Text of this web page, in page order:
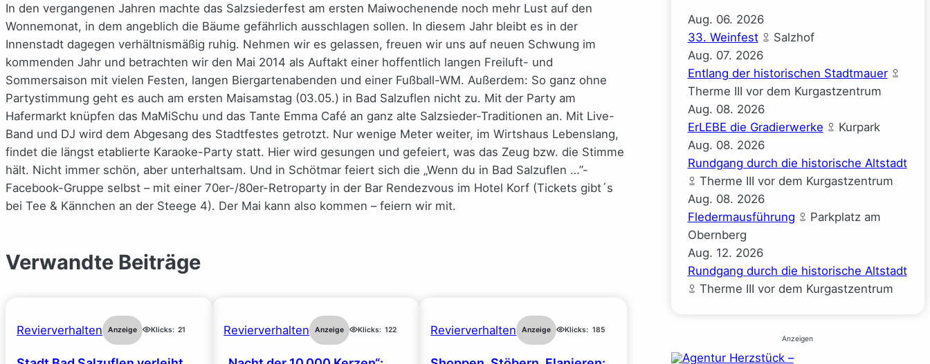
In den vergangenen Jahren machte das Salzsiederfest am ersten Maiwochenende noch mehr Lust auf den
Wonnemonat, in dem angeblich die Bäume gefährlich ausschlagen sollen. In diesem Jahr bleibt es in der
Innenstadt dagegen verhältnismäßig ruhig. Nehmen wir es gelassen, freuen wir uns auf neuen Schwung im
kommenden Jahr und betrachten wir den Mai 2014 als Auftakt einer hoffentlich langen Freiluft- und
Sommersaison mit vielen Festen, langen Biergartenabenden und einer Fußball-WM. Außerdem: So ganz ohne
Partystimmung geht es auch am ersten Maisamstag (03.05.) in Bad Salzuflen nicht zu. Mit der Party am
Hafermarkt knüpfen das MaMiSchu und das Tante Emma Café an ganz alte Salzsieder-Traditionen an. Mit Live-
Band und DJ wird dem Abgesang des Stadtfestes getrotzt. Nur wenige Meter weiter, im Wirtshaus Lebenslang,
findet die längst etablierte Karaoke-Party statt. Hier wird gesungen und gefeiert, was das Zeug bzw. die Stimme
hält. Nicht immer schön, aber unterhaltsam. Und in Schötmar feiert sich die „Wenn du in Bad Salzuflen …”-
Facebook-Gruppe selbst – mit einer 70er-/80er-Retroparty in der Bar Rendezvous im Hotel Korf (Tickets gibt´s
bei Tee & Kännchen an der Steege 4). Der Mai kann also kommen – feiern wir mit.
Verwandte Beiträge
Revierverhalten Anzeige Klicks: 21 Revierverhalten Anzeige Klicks: 122 Revierverhalten Anzeige Klicks: 185
Aug. 06. 2026
33. Weinfest
Salzhof
Aug. 07. 2026
Entlang der historischen Stadtmauer
Therme III vor dem Kurgastzentrum
Aug. 08. 2026
ErLEBE die Gradierwerke
Kurpark
Aug. 08. 2026
Rundgang durch die historische Altstadt
Therme III vor dem Kurgastzentrum
Aug. 08. 2026
Fledermausführung
Parkplatz am
Obernberg
Aug. 12. 2026
Rundgang durch die historische Altstadt
Therme III vor dem Kurgastzentrum
Anzeigen